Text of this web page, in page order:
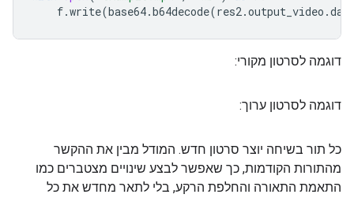
f.write(base64.b64decode(res2.output_video .
דוגמה לסרטון מקורי:
דוגמה לסרטון ערוך:
כל תור בשיחה יוצר סרטון חדש. המודל מבין את ההקשר
מהתורות הקודמות, כך שאפשר לבצע שינויים מצטברים כמו
התאמת התאורה והחלפת הרקע, בלי לתאר מחדש את כל